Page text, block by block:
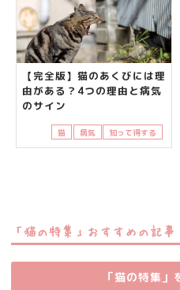
【完全版】猫のあくびには理
由がある？4つの理由と病気
のサイン
猫 病気 知って得する
「猫の特集」おすすめの記事
「猫の特集」